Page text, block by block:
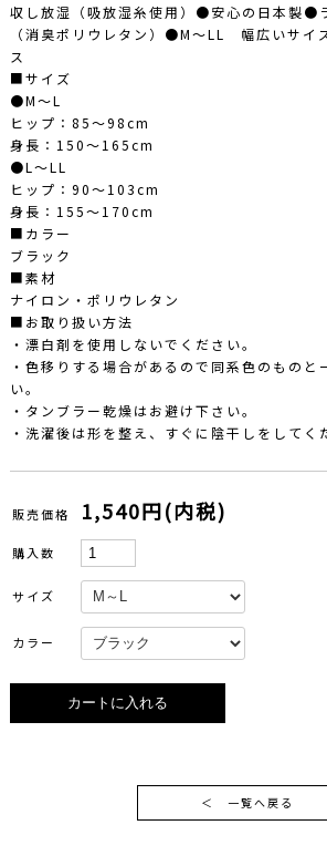
収し放湿（吸放湿糸使用）●安心の日本製●
（消臭ポリウレタン）●M～LL 幅広いサイ
ス
■サイズ
●M～L
ヒップ：85～98cm
身長：150～165cm
●L～LL
ヒップ：90～103cm
身長：155～170cm
■カラー
ブラック
■素材
ナイロン・ポリウレタン
■お取り扱い方法
・漂白剤を使用しないでください。
・色移りする場合があるので同系色のものと
い。
・タンブラー乾燥はお避け下さい。
・洗濯後は形を整え、すぐに陰干しをしてく
販売価格 1,540円(内税)
購入数
サイズ
カラー
＜ 一覧へ戻る